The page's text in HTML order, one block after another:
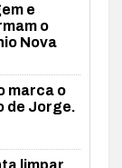
e
o
Nova
marca o
de Jorge.
limpar